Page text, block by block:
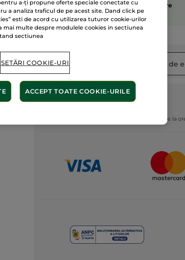
Satisfacțiegarantată Drept de returnare
la
Abonați-vă la
newsletter:
SERVICIUL RELAȚII CLIENȚI
De luni până vineri de la ora 8 la 21 și sâmbătă de la
a-ți propune oferte speciale conectate cu
a analiza traficul de pe acest site. Dand click pe
esti de acord cu utilizarea tuturor cookie-urilor
mai multe despre modulele cookies in sectiunea
sectiunea
SETĂRI COOKIE-URI
ACCEPT TOATE COOKIE-URILE